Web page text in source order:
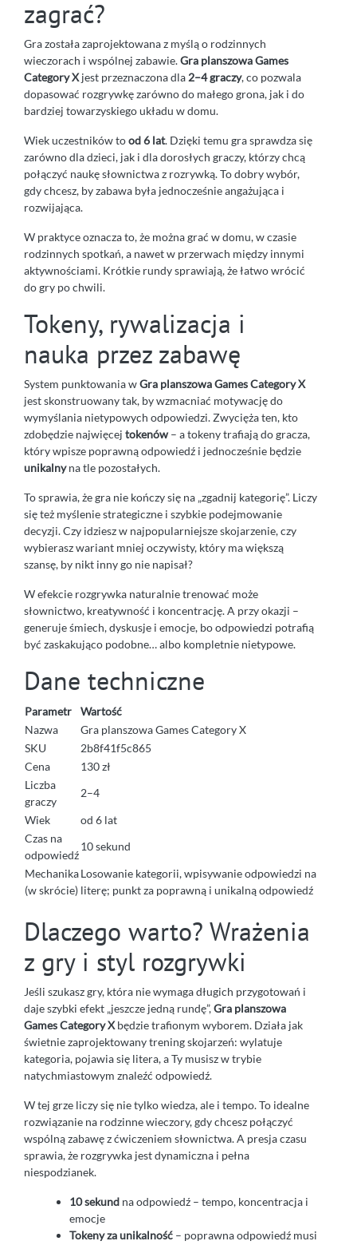
zagrać?
Gra została zaprojektowana z myślą o rodzinnych
wieczorach i wspólnej zabawie.Gra planszowa Games
Category Xjest przeznaczona dla 2–4 graczy, co pozwala
dopasować rozgrywkę zarówno do małego grona, jak i do
bardziej towarzyskiego układu w domu.
Wiek uczestników tood 6 lat. Dzięki temu gra sprawdza się
zarówno dla dzieci, jak i dla dorosłych graczy, którzy chcą
połączyć naukę słownictwa z rozrywką. To dobry wybór,
gdy chcesz, by zabawa była jednocześnie angażująca i
rozwijająca.
W praktyce oznacza to, że można grać w domu, w czasie
rodzinnych spotkań, a nawet w przerwach między innymi
aktywnościami. Krótkie rundy sprawiają, że łatwo wrócić
do gry po chwili.
Tokeny, rywalizacja i
nauka przez zabawę
System punktowania wGra planszowa Games Category X
jest skonstruowany tak, by wzmacniać motywację do
wymyślania nietypowych odpowiedzi. Zwycięża ten, kto
zdobędzie najwięcej tokenów– a tokeny trafiają do gracza,
który wpisze poprawną odpowiedź i jednocześnie będzie
unikalnyna tle pozostałych.
To sprawia, że gra nie kończy się na „zgadnij kategorię”. Liczy
się też myślenie strategiczne i szybkie podejmowanie
decyzji. Czy idziesz w najpopularniejsze skojarzenie, czy
wybierasz wariant mniej oczywisty, który ma większą
szansę, by nikt inny go nie napisał?
W efekcie rozgrywka naturalnie trenować może
słownictwo, kreatywność i koncentrację. A przy okazji –
generuje śmiech, dyskusje i emocje, bo odpowiedzi potrafią
być zaskakująco podobne… albo kompletnie nietypowe.
Dane techniczne
Parametr
Wartość
Nazwa
Gra planszowa Games Category X
SKU
2b8f41f5c865
Cena
130 zł
Liczba
graczy
2–4
Wiek
od 6 lat
Czas na
odpowiedź
10 sekund
Mechanika
(w skrócie)
Losowanie kategorii, wpisywanie odpowiedzi na
literę; punkt za poprawną i unikalną odpowiedź
Dlaczego warto? Wrażenia
z gry i styl rozgrywki
Jeśli szukasz gry, która nie wymaga długich przygotowań i
daje szybki efekt „jeszcze jedną rundę”,Gra planszowa
Games Category Xbędzie trafionym wyborem. Działa jak
świetnie zaprojektowany trening skojarzeń: wylatuje
kategoria, pojawia się litera, a Ty musisz w trybie
natychmiastowym znaleźć odpowiedź.
W tej grze liczy się nie tylko wiedza, ale i tempo. To idealne
rozwiązanie na rodzinne wieczory, gdy chcesz połączyć
wspólną zabawę z ćwiczeniem słownictwa. A presja czasu
sprawia, że rozgrywka jest dynamiczna i pełna
niespodzianek.
10 sekund na odpowiedź – tempo, koncentracja i
emocje
Tokeny za unikalność – poprawna odpowiedź musi